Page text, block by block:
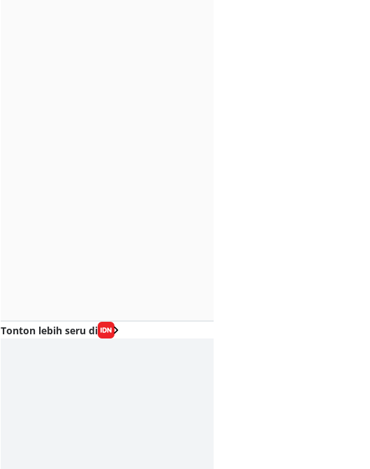
Tonton lebih seru di